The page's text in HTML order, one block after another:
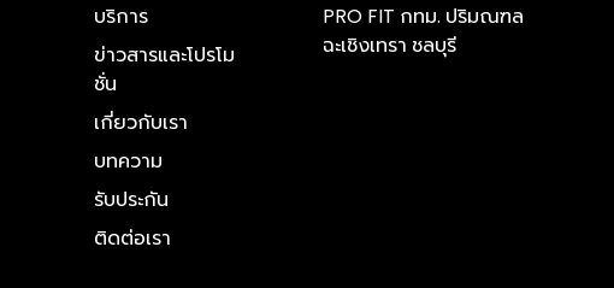
บริการ
ข่าวสารและโปรโม
ชั่น
เกี่ยวกับเรา
บทความ
รับประกัน
ติดต่อเรา
PRO FIT กทม. ปริมณฑล
ฉะเชิงเทรา ชลบุรี